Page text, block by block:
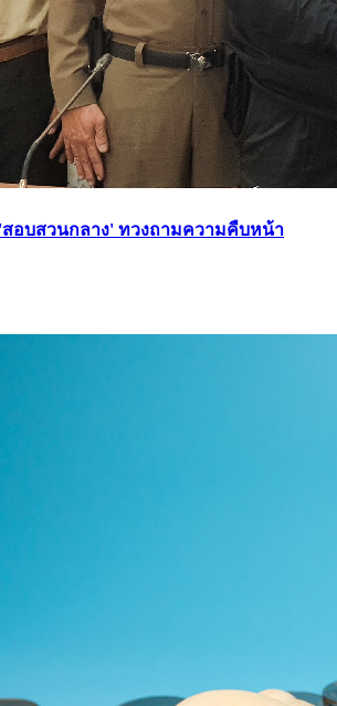
อบสวนกลาง' ทวงถามความคืบหน้า